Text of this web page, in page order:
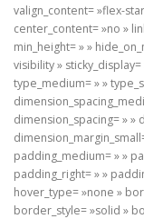
valign_content= »flex-
center_content= »no »
min_height= » »
visibility »
type_medium= » »
dimension_spacing= » »
padding_medium= » »
padding_right= » »
hover_type= »none »
border_style= »solid »